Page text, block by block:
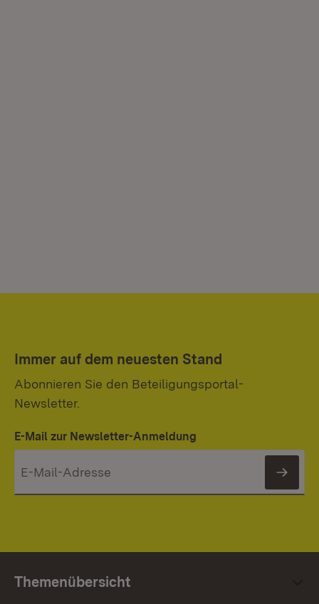
Immer auf dem neuesten Stand
Abonnieren Sie den Beteiligungsportal-
Newsletter.
E-Mail zur Newsletter-Anmeldung
Themenübersicht